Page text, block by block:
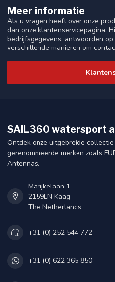
Meer informatie
Als u vragen heeft over onze
dan onze klantenservicepagina.
bedrijfsgegevens, antwoorden
verschillende manieren om
SAIL360 watersport
Ontdek onze uitgebreide
gerenommeerde merken zoals
Antennas.
Marijkelaan 1
2159LN Kaag
The Netherlands
+31 (0) 252 544 772
+31 (0) 622 365 850